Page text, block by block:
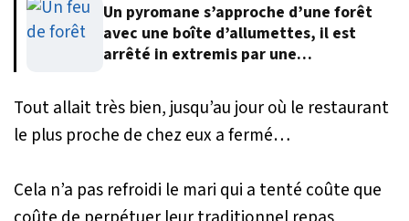
Un pyromane s’approche d’une forêt
avec une boîte d’allumettes, il est
arrêté in extremis par une
Tout allait très bien, jusqu’au jour où le restaurant
le plus proche de chez eux a fermé…
Cela n’a pas refroidi le mari qui a tenté coûte que